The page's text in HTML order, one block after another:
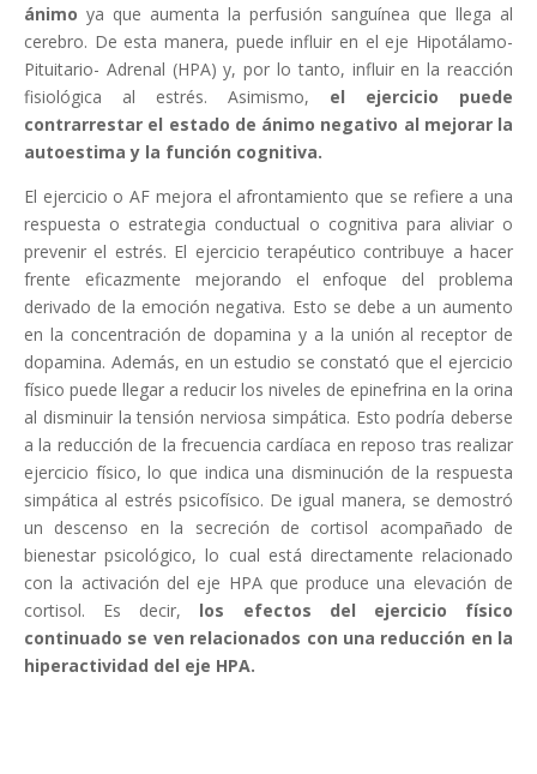
ánimo ya que aumenta la perfusión sanguínea que llega al
cerebro. De esta manera, puede influir en el eje Hipotálamo-
Pituitario- Adrenal (HPA) y, por lo tanto, influir en la reacción
fisiológica al estrés. Asimismo, el ejercicio puede
contrarrestar el estado de ánimo negativo al mejorar la
autoestima y la función cognitiva.
El ejercicio o AF mejora el afrontamiento que se refiere a una
respuesta o estrategia conductual o cognitiva para aliviar o
prevenir el estrés. El ejercicio terapéutico contribuye a hacer
frente eficazmente mejorando el enfoque del problema
derivado de la emoción negativa. Esto se debe a un aumento
en la concentración de dopamina y a la unión al receptor de
dopamina. Además, en un estudio se constató que el ejercicio
físico puede llegar a reducir los niveles de epinefrina en la orina
al disminuir la tensión nerviosa simpática. Esto podría deberse
a la reducción de la frecuencia cardíaca en reposo tras realizar
ejercicio físico, lo que indica una disminución de la respuesta
simpática al estrés psicofísico. De igual manera, se demostró
un descenso en la secreción de cortisol acompañado de
bienestar psicológico, lo cual está directamente relacionado
con la activación del eje HPA que produce una elevación de
cortisol. Es decir, los efectos del ejercicio físico
continuado se ven relacionados con una reducción en la
hiperactividad del eje HPA.